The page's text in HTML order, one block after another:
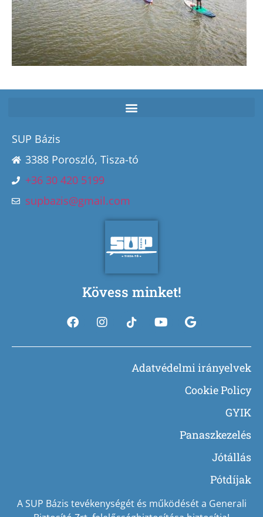
SUP Bázis
3388 Poroszló, Tisza-tó
+36 30 420 5199
supbazis@gmail.com
Kövess minket!
Adatvédelmi irányelvek
Cookie Policy
GYIK
Panaszkezelés
Jótállás
Pótdíjak
A SUP Bázis tevékenységét és működését a Generali